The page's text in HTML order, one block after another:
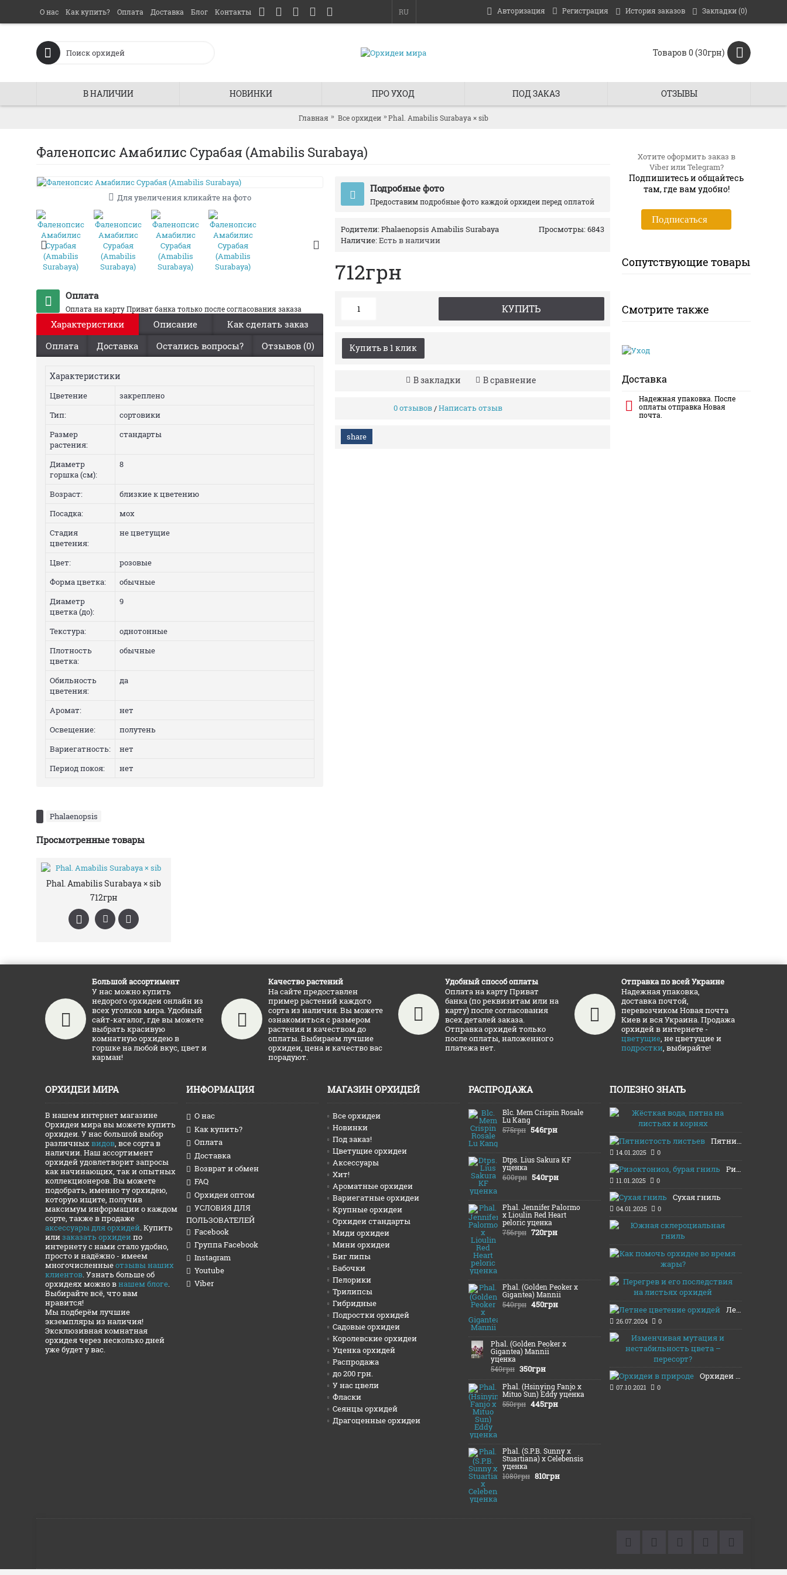
О нас Как купить? Оплата Доставка Блог Контакты RU Авторизация Регистрация История заказов Закладки (0)
Товаров 0 (30грн)
В НАЛИЧИИ НОВИНКИ ПРО УХОД ПОД ЗАКАЗ ОТЗЫВЫ
Главная Все орхидеи Phal. Amabilis Surabaya × sib
Хотите оформить заказ в
Viber или Telegram?
Подпишитесь и общайтесь
там, где вам удобно!
Подписаться
Сопутствующие товары
Смотрите также
Доставка
Надежная упаковка. После
оплаты отправка Новая
почта.
Фаленопсис Амабилис Сурабая (Amabilis Surabaya)
Для увеличения кликайте на фото
Оплата
Оплата на карту Приват банка только после согласования заказа
Характеристики Описание
Как сделать заказ
Оплата
Доставка Остались вопросы? Отзывов (0)
Характеристики
Цветение
закреплено
Тип:
сортовики
Размер
растения:
стандарты
Диаметр
горшка (см):
8
Возраст:
близкие к цветению
Посадка:
мох
Стадия
цветения:
не цветущие
Цвет:
розовые
Форма цветка:
обычные
Диаметр
цветка (до):
9
Текстура:
однотонные
Плотность
цветка:
обычные
Обильность
цветения:
да
Аромат:
нет
Освещение:
полутень
Вариегатность:
нет
Период покоя:
нет
Подробные фото
Предоставим подробные фото каждой орхидеи перед оплатой
Просмотры: 6843
Родители:Phalaenopsis Amabilis Surabaya
Наличие:Есть в наличии
712грн
КУПИТЬ
Купить в 1 клик
В закладки В сравнение
0 отзывов/Написать отзыв
share
Phalaenopsis
Просмотренные товары
Phal. Amabilis Surabaya × sib
712грн
Большой ассортимент
У нас можно купить
недорого орхидеи онлайн из
всех уголков мира. Удобный
сайт-каталог, где вы можете
выбрать красивую
комнатную орхидею в
горшке на любой вкус, цвет и
карман!
Качество растений
На сайте предоставлен
пример растений каждого
сорта из наличия. Вы можете
ознакомиться с размером
растения и качеством до
оплаты. Выбираем лучшие
орхидеи, цена и качество вас
порадуют.
Удобный способ оплаты
Оплата на карту Приват
банка (по реквизитам или на
карту) после согласования
всех деталей заказа.
Отправка орхидей только
после оплаты, наложенного
платежа нет.
Отправка по всей Украине
Надежная упаковка,
доставка почтой,
перевозчиком Новая почта
Киев и вся Украина. Продажа
орхидей в интернете -
цветущие, не цветущие и
подростки, выбирайте!
ОРХИДЕИ МИРА
В нашем интернет магазине
Орхидеи мира вы можете купить
орхидеи. У нас большой выбор
различныхвидов, все сорта в
наличии. Наш ассортимент
орхидей удовлетворит запросы
как начинающих, так и опытных
коллекционеров. Вы можете
подобрать, именно ту орхидею,
которую ищите, получив
максимум информации о каждом
сорте, также в продаже
аксессуары для орхидей. Купить
илизаказать орхидеипо
интернету с нами стало удобно,
просто и надёжно - имеем
многочисленныеотзывы наших
клиентов. Узнать больше об
орхидеях можно внашем блоге.
Выбирайте всё, что вам
нравится!
Мы подберём лучшие
экземпляры из наличия!
Эксклюзивная комнатная
орхидея через несколько дней
уже будет у вас.
ИНФОРМАЦИЯ
О нас
Как купить?
Оплата
Доставка
Возврат и обмен
FAQ
Орхидеи оптом
УСЛОВИЯ ДЛЯ
ПОЛЬЗОВАТЕЛЕЙ
Facebook
Группа Facebook
Instagram
Youtube
Viber
МАГАЗИН ОРХИДЕЙ
Все орхидеи
Новинки
Под заказ!
Цветущие орхидеи
Аксессуары
Хит!
Ароматные орхидеи
Вариегатные орхидеи
Крупные орхидеи
Орхидеи стандарты
Миди орхидеи
Мини орхидеи
Биг липы
Бабочки
Пелорики
Трилипсы
Гибридные
Подростки орхидей
Садовые орхидеи
Королевские орхидеи
Уценка орхидей
Распродажа
до 200 грн.
У нас цвели
Фласки
Сеянцы орхидей
Драгоценные орхидеи
РАСПРОДАЖА
Blc. Mem Crispin Rosale
Lu Kang
575грн 546грн
Dtps. Lius Sakura KF
уценка
600грн 540грн
Phal. Jennifer Palormo
x Lioulin Red Heart
peloric уценка
756грн 720грн
Phal. (Golden Peoker x
Gigantea) Mannii
540грн 450грн
Phal. (Golden Peoker x
Gigantea) Mannii
уценка
540грн 350грн
Phal. (Hsinying Fanjo x
Mituo Sun) Eddy уценка
550грн 445грн
Phal. (S.P.B. Sunny х
Stuartiana) x Celebensis
уценка
1080грн 810грн
ПОЛЕЗНО ЗНАТЬ
Пятнистость листьев
14.01.2025 0
Ризоктониоз, бурая гниль
11.01.2025 0
Сухая гниль
04.01.2025 0
Летнее цветение орхидей
26.07.2024 0
Орхидеи в природе
07.10.2021 0